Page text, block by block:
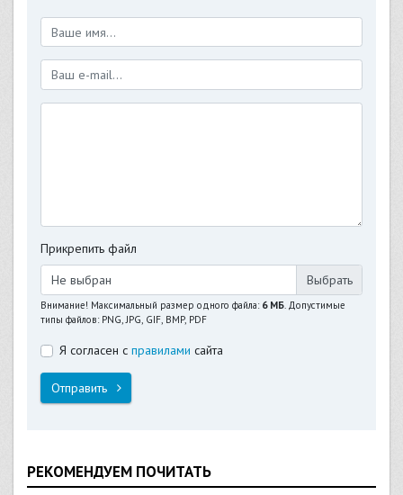
Прикрепить файл
Не выбран
Внимание! Максимальный размер одного файла: 6 МБ. Допустимые
типы файлов: PNG, JPG, GIF, BMP, PDF
Я согласен с правилами сайта
Отправить
РЕКОМЕНДУЕМ ПОЧИТАТЬ